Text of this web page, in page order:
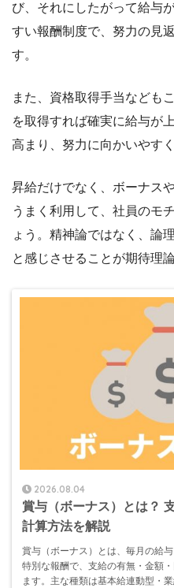
び、それにしたがって給与
すい報酬制度で、努力の見
す。
また、資格取得手当なども
を取得すれば確実に給与が
高まり、努力に向かいやす
昇給だけでなく、ボーナス
うまく利用して、社員のモ
ょう。精神論ではなく、論
と感じさせることが期待理
2026.08.04
賞与（ボーナス）とは？
計算方法を解説
賞与（ボーナス）とは、毎月の給
特別な報酬で、支給の有無・金額
ます。主な種類は基本給連動型・